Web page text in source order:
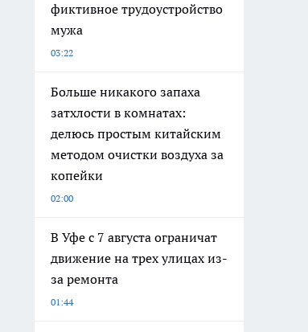
фиктивное трудоустройство
мужа
03:22
Больше никакого запаха
затхлости в комнатах:
делюсь простым китайским
методом очистки воздуха за
копейки
02:00
В Уфе с 7 августа ограничат
движение на трех улицах из-
за ремонта
01:44